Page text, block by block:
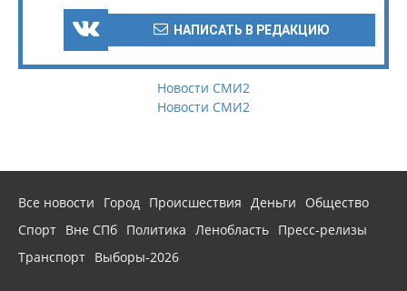
НАПИСАТЬ В РЕДАКЦИЮ
Новости СМИ2
Новости СМИ2
Все новости Город Происшествия Деньги
Общество
Спорт Вне СПб Политика Ленобласть Пресс-релизы
Транспорт Выборы-2026